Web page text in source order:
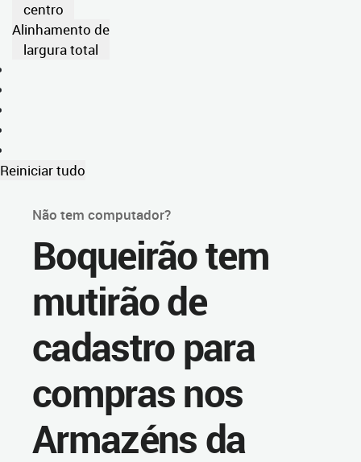
centro
Alinhamento de
largura total
Reiniciar tudo
Não tem computador?
Boqueirão tem
mutirão de
cadastro para
compras nos
Armazéns da